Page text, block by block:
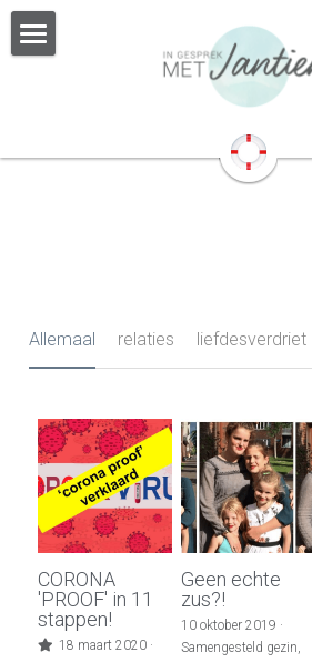
MET JANTIEN
PERSOONLIJKE BEGELEIDING
OVER JANTIEN
Zoeken
Allemaal relaties liefdesverdriet
CORONA
'PROOF' in 11
stappen!
18 maart 2020 ·
Geen echte
zus?!
10 oktober 2019 ·
Samengesteld gezin,